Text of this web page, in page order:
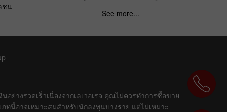
ชน
See more...
างรวดเร็วเนื่องจากเลเวอเรจ คุณไม่ควรทำการซื้อขาย
นี้อาจเหมาะสมสำหรับนักลงทุนบางราย แต่ไม่เหมาะ